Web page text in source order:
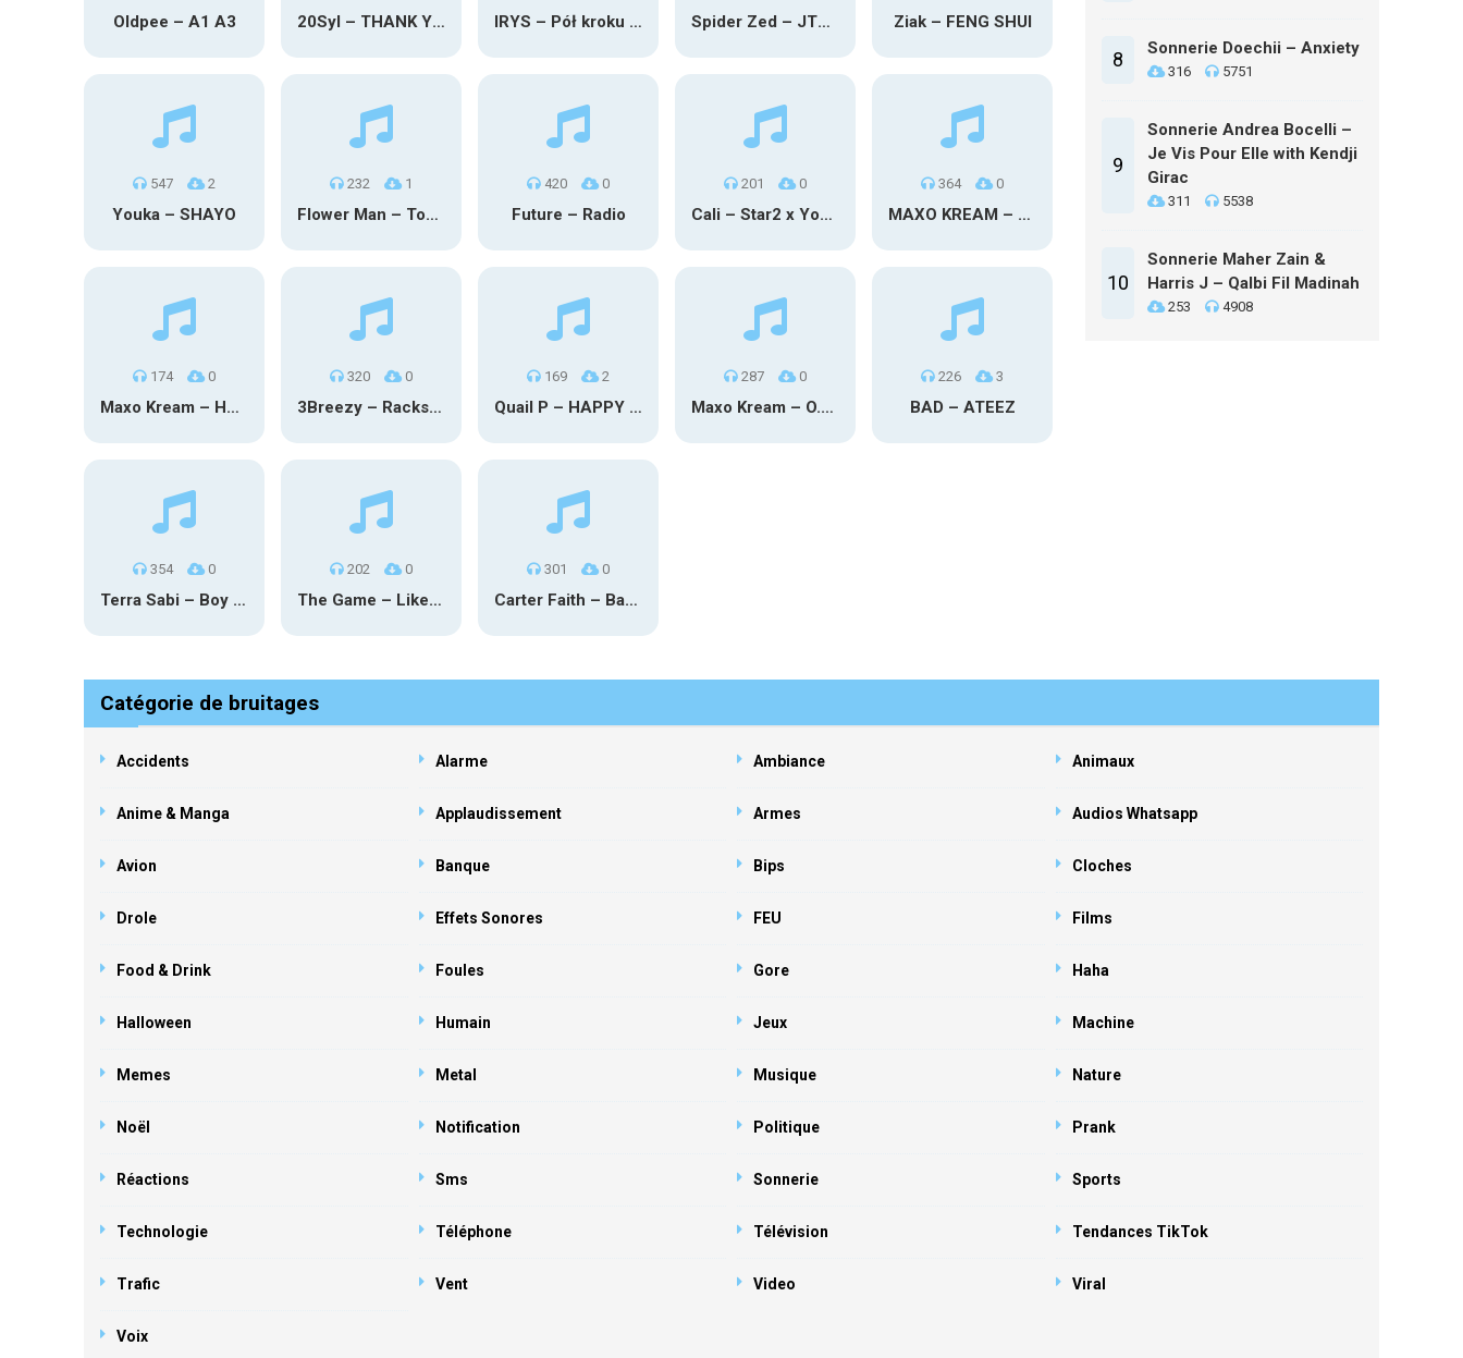
Oldpee – A1 A3 20Syl – THANK YOU IRYS – Pół kroku stąd Spider Zed – JTM OU TG Ziak – FENG SHUI
547 2
Youka – SHAYO
232 1
Flower Man – Toby Fox
420 0
Future – Radio
201 0
Cali – Star2 x Young Henny
364 0
MAXO KREAM – 6 MONTHS CLEAN
174 0
Maxo Kream – HOW TF I’M LUCKY
320 0
3Breezy – Racks On You
169 2
Quail P – HAPPY TEARS
287 0
Maxo Kream – O.Y.N
226 3
BAD – ATEEZ
354 0
Terra Sabi – Boy Game X Marcia Cruz
202 0
The Game – Like Father Like Daughter
301 0
Carter Faith – Bar Star Vevo
8 Sonnerie Doechii – Anxiety
316 5751
9
Sonnerie Andrea Bocelli –
Je Vis Pour Elle with Kendji
Girac
311 5538
10
Sonnerie Maher Zain &
Harris J – Qalbi Fil Madinah
253 4908
Catégorie de bruitages
Accidents Alarme Ambiance Animaux
Anime & Manga Applaudissement Armes Audios Whatsapp
Avion Banque Bips Cloches
Drole Effets Sonores FEU Films
Food & Drink Foules Gore Haha
Halloween Humain Jeux Machine
Memes Metal Musique Nature
Noël Notification Politique Prank
Réactions Sms Sonnerie Sports
Technologie Téléphone Télévision Tendances TikTok
Trafic Vent Video Viral
Voix